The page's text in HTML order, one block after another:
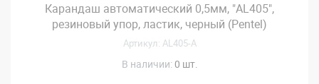
Карандаш автоматический 0,5мм, "AL405",
резиновый упор, ластик, черный (Pentel)
Артикул: AL405-А
В наличии: 0 шт.